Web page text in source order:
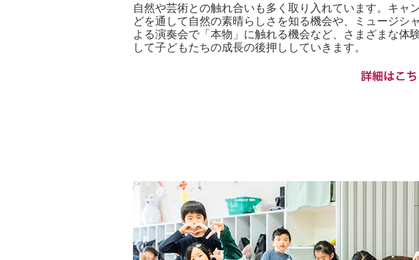
自然や芸術との触れ合いも多く取り入れています。キャ
どを通して自然の素晴らしさを知る機会や、ミュージシ
よる演奏会で「本物」に触れる機会など、さまざまな体
して子どもたちの成長の後押ししていきます。